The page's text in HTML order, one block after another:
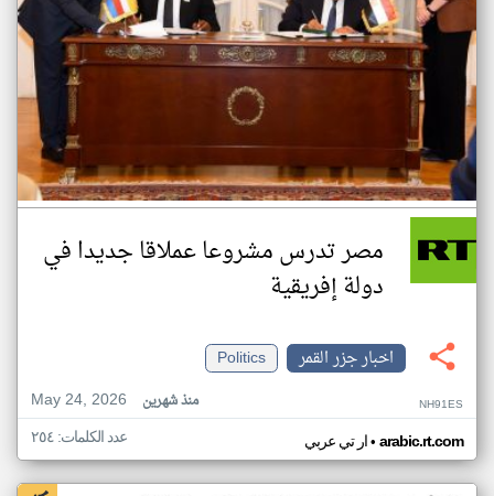
مصر تدرس مشروعا عملاقا جديدا في
دولة إفريقية
اخبار جزر القمر
Politics
May 24, 2026
منذ شهرين NH91ES
ار تي عربي• arabic.rt.com عدد الكلمات: ٢٥٤